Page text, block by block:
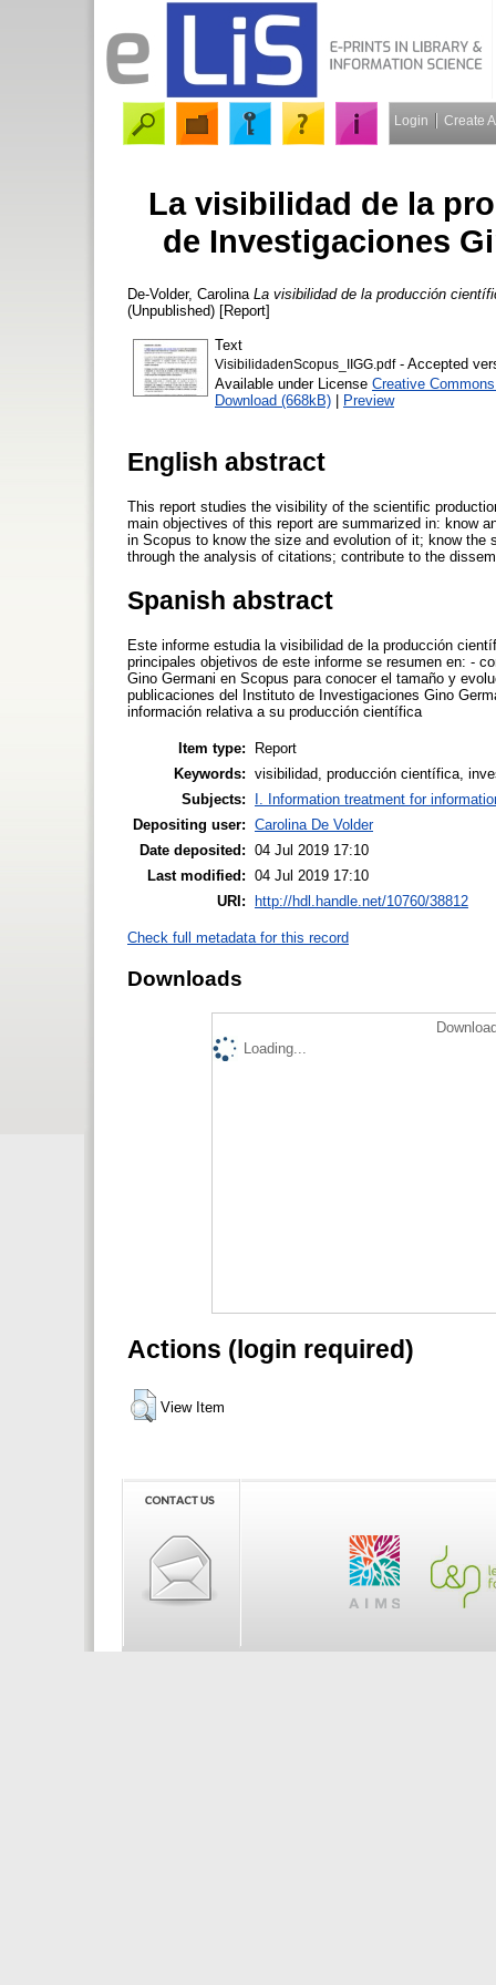
Login Create
La visibilidad de la
de Investigaciones
De-Volder, Carolina La visibilidad de la producción
(Unpublished) [Report]
Text
VisibilidadenScopus_IIGG.pdf- Accepted
Available under License Creative
Download (668kB) | Preview
English abstract
This report studies the visibility of the scientific
main objectives of this report are summarized in: know
in Scopus to know the size and evolution of it; know
through the analysis of citations; contribute to the
Spanish abstract
Este informe estudia la visibilidad de la producción
principales objetivos de este informe se resumen en: -
Gino Germani en Scopus para conocer el tamaño y
publicaciones del Instituto de Investigaciones Gino
información relativa a su producción científica
Item type:
Report
Keywords: visibilidad, producción científica,
Subjects:
I. Information treatment for
Depositing user: Carolina De Volder
Date deposited: 04 Jul 2019 17:10
Last modified: 04 Jul 2019 17:10
URI:
http://hdl.handle.net/10760/38812
Check full metadata for this record
Downloads
Loading...
Actions (login required)
View Item